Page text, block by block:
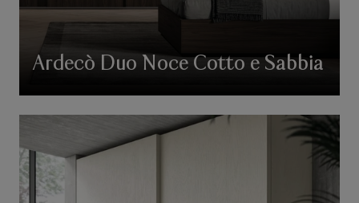
Ardecò Duo Noce Cotto e Sabbia